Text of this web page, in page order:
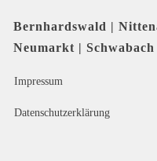
Bernhardswald |
Neumarkt | Schwabach
Impressum
Datenschutzerklärung